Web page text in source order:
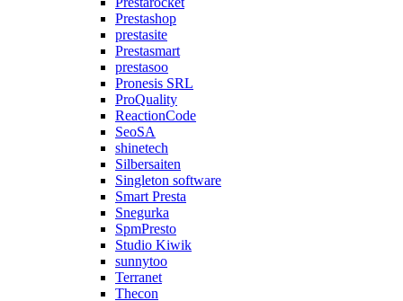
Prestashop
prestasite
Prestasmart
prestasoo
Pronesis SRL
ProQuality
ReactionCode
SeoSA
shinetech
Silbersaiten
Singleton software
Smart Presta
Snegurka
SpmPresto
Studio Kiwik
sunnytoo
Terranet
Thecon